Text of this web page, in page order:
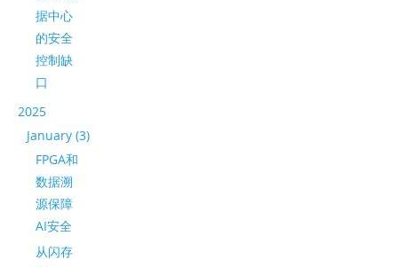
据中心
的安全
控制缺
口
2025
January (3)
FPGA和
数据溯
源保障
AI安全
从闪存